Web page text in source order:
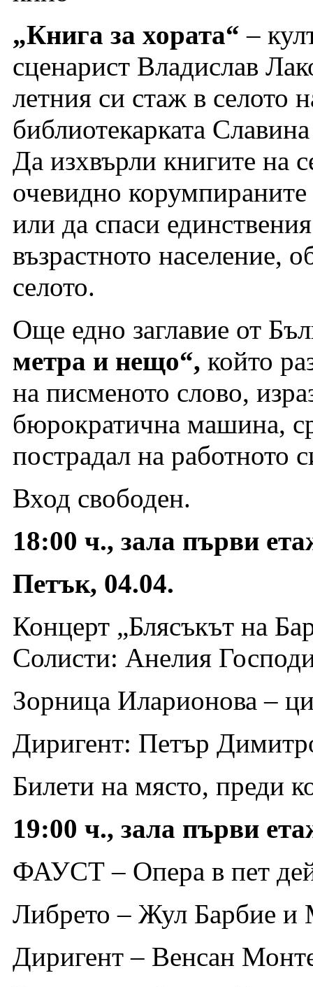
„Книга за хората“ –
сценарист Владислав
летния си стаж в селото
библиотекарката
Да изхвърли книгите на
очевидно
или да спаси
възрастното население,
селото.
Още едно заглавие от
метра и нещо“, който
на писменото слово,
бюрократична машина,
пострадал на работното
Вход свободен.
18:00 ч., зала първи
Петък, 04.04.
Концерт „Блясъкът на
Солисти: Анелия
Зорница Иларионова –
Диригент: Петър
Билети на място, преди
19:00 ч., зала първи
ФАУСТ – Опера в пет
Либрето – Жул Барбие
Диригент – Венсан